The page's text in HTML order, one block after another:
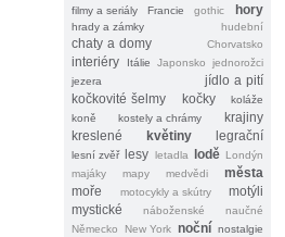
filmy a seriály
Francie gothic hory
hrady a zámky hudební
chaty a domy Chorvatsko
interiéry Itálie Japonsko
jednorožci
jezera
jídlo a pití
kočkovité šelmy
kočky
koláže
koně
kostely a chrámy
krajiny
kreslené
květiny legrační
lesní zvěř lesy letadla lodě Londýn
majáky
mapy medvědi
města
moře
motocykly a skútry
motýli
mystické
náboženské
naučné
Německo
New York noční nostalgie